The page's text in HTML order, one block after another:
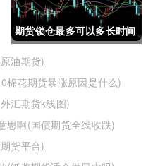
期货锁仓最多可以多长时间
(期货锁仓最多可以多长时
间卖出)
油期货)
棉花期货暴涨原因是什么)
汇期货k线图)
思啊(国债期货全线收跌)
货平台)